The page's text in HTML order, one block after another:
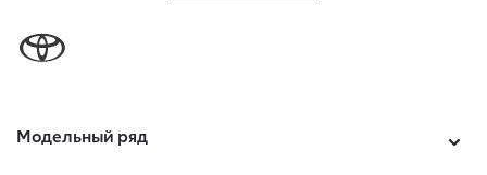
Модельный ряд